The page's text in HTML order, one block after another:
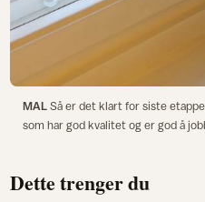
MALSå er det klart for siste
som har god kvalitet og er god å
Dette trenger du